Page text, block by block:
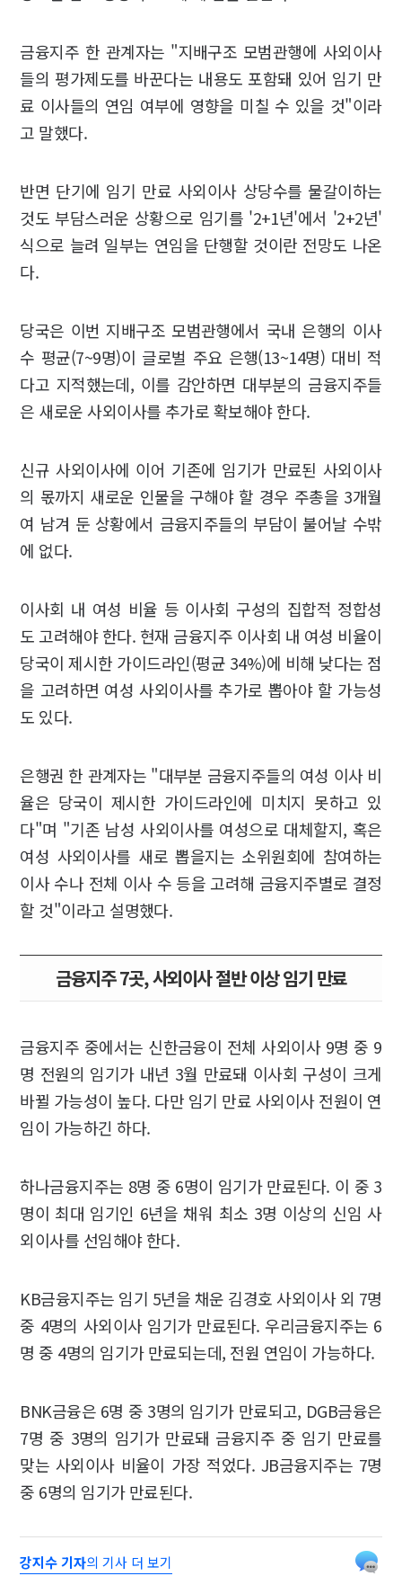
금융지주 한 관계자는 "지배구조 모범관행에 사외이사
들의 평가제도를 바꾼다는 내용도 포함돼 있어 임기 만
료 이사들의 연임 여부에 영향을 미칠 수 있을 것"이라
고 말했다.
반면 단기에 임기 만료 사외이사 상당수를 물갈이하는
것도 부담스러운 상황으로 임기를 '2+1년'에서 '2+2년'
식으로 늘려 일부는 연임을 단행할 것이란 전망도 나온
다.
당국은 이번 지배구조 모범관행에서 국내 은행의 이사
수 평균(7~9명)이 글로벌 주요 은행(13~14명) 대비 적
다고 지적했는데, 이를 감안하면 대부분의 금융지주들
은 새로운 사외이사를 추가로 확보해야 한다.
신규 사외이사에 이어 기존에 임기가 만료된 사외이사
의 몫까지 새로운 인물을 구해야 할 경우 주총을 3개월
여 남겨 둔 상황에서 금융지주들의 부담이 불어날 수밖
에 없다.
이사회 내 여성 비율 등 이사회 구성의 집합적 정합성
도 고려해야 한다. 현재 금융지주 이사회 내 여성 비율이
당국이 제시한 가이드라인(평균 34%)에 비해 낮다는 점
을 고려하면 여성 사외이사를 추가로 뽑아야 할 가능성
도 있다.
은행권 한 관계자는 "대부분 금융지주들의 여성 이사 비
율은 당국이 제시한 가이드라인에 미치지 못하고 있
다"며 "기존 남성 사외이사를 여성으로 대체할지, 혹은
여성 사외이사를 새로 뽑을지는 소위원회에 참여하는
이사 수나 전체 이사 수 등을 고려해 금융지주별로 결정
할 것"이라고 설명했다.
금융지주 7곳, 사외이사 절반 이상 임기 만료
금융지주 중에서는 신한금융이 전체 사외이사 9명 중 9
명 전원의 임기가 내년 3월 만료돼 이사회 구성이 크게
바뀔 가능성이 높다. 다만 임기 만료 사외이사 전원이 연
임이 가능하긴 하다.
하나금융지주는 8명 중 6명이 임기가 만료된다. 이 중 3
명이 최대 임기인 6년을 채워 최소 3명 이상의 신임 사
외이사를 선임해야 한다.
KB금융지주는 임기 5년을 채운 김경호 사외이사 외 7명
중 4명의 사외이사 임기가 만료된다. 우리금융지주는 6
명 중 4명의 임기가 만료되는데, 전원 연임이 가능하다.
BNK금융은 6명 중 3명의 임기가 만료되고, DGB금융은
7명 중 3명의 임기가 만료돼 금융지주 중 임기 만료를
맞는 사외이사 비율이 가장 적었다. JB금융지주는 7명
중 6명의 임기가 만료된다.
강지수 기자의 기사 더 보기